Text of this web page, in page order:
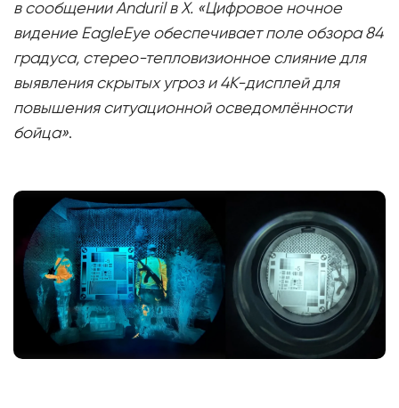
в сообщении Anduril в X. «Цифровое ночное
видение EagleEye обеспечивает поле обзора 84
градуса, стерео-тепловизионное слияние для
выявления скрытых угроз и 4K-дисплей для
повышения ситуационной осведомлённости
бойца».